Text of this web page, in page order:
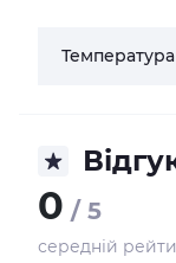
Температура
0 / 5
середній